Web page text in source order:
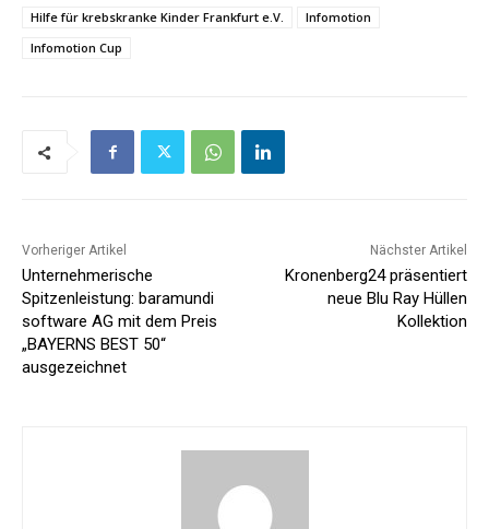
Hilfe für krebskranke Kinder Frankfurt e.V.
Infomotion
Infomotion Cup
Vorheriger Artikel
Unternehmerische
Spitzenleistung: baramundi
software AG mit dem Preis
„BAYERNS BEST 50“
ausgezeichnet
Nächster Artikel
Kronenberg24 präsentiert
neue Blu Ray Hüllen
Kollektion